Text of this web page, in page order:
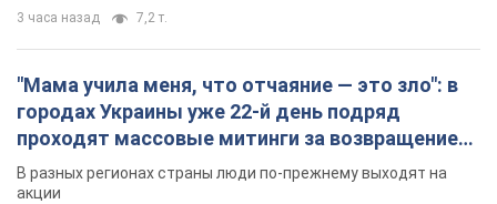
3 часа назад 7,2 т.
"Мама учила меня, что отчаяние — это зло": в
городах Украины уже 22-й день подряд
проходят массовые митинги за возвращение
Федорова. Фото и видео
В разных регионах страны люди по-прежнему выходят на
акции